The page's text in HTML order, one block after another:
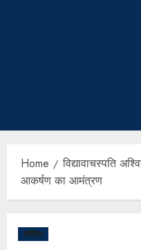
Home विद्यावाचस्पति
आकर्षण का आमंत्रण
कविता